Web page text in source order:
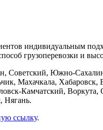
индивидуальным
грузоперевозки и
Советский, Южно-
Махачкала, Хабаровск,
Камчатский,
Нягань.
ссылку.